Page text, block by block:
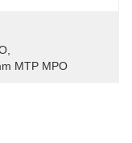
MTP MPO